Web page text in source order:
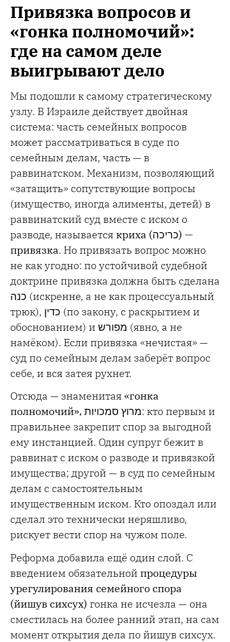
Привязка вопросов и
«гонка полномочий»:
где на самом деле
выигрывают дело
Мы подошли к самому стратегическому
узлу. В Израиле действует двойная
система: часть семейных вопросов
может рассматриваться в суде по
семейным делам, часть — в
раввинатском. Механизм, позволяющий
«затащить» сопутствующие вопросы
(имущество, иногда алименты, детей) в
раввинатский суд вместе с иском о
разводе, называется криха (כריכה) —
привязка. Но привязать вопрос можно
не как угодно: по устойчивой судебной
доктрине привязка должна быть сделана
כנה (искренне, а не как процессуальный
трюк), כדין (по закону, с раскрытием и
обоснованием) и מפורש (явно, а не
намёком). Если привязка «нечистая» —
суд по семейным делам заберёт вопрос
себе, и вся затея рухнет.
Отсюда — знаменитая «гонка
полномочий», מרוץ סמכויות: кто первым и
правильнее закрепит спор за выгодной
ему инстанцией. Один супруг бежит в
раввинат с иском о разводе и привязкой
имущества; другой — в суд по семейным
делам с самостоятельным
имущественным иском. Кто опоздал или
сделал это технически неряшливо,
рискует вести спор на чужом поле.
Реформа добавила ещё один слой. С
введением обязательной процедуры
урегулирования семейного спора
(йишув сихсух) гонка не исчезла — она
сместилась на более ранний этап, на сам
момент открытия дела по йишув сихсух.